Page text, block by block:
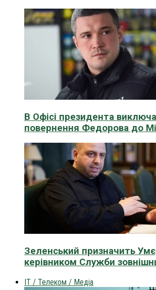
В Офісі президента
повернення Федорова до
Зеленський призначить
керівником Служби
IT / Телеком / Медіа